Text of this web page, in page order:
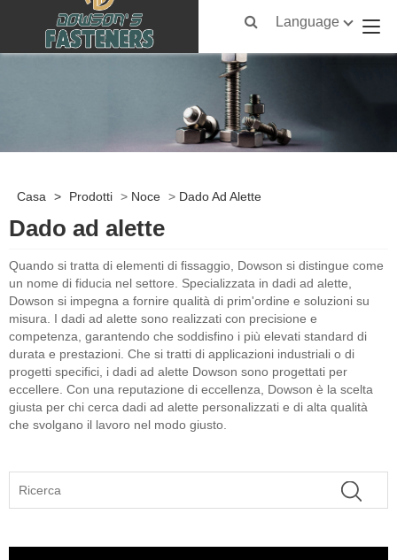
Language
Casa > Prodotti > Noce > Dado Ad Alette
Dado ad alette
Quando si tratta di elementi di fissaggio, Dowson si distingue come
un nome di fiducia nel settore. Specializzata in dadi ad alette,
Dowson si impegna a fornire qualità di prim'ordine e soluzioni su
misura. I dadi ad alette sono realizzati con precisione e
competenza, garantendo che soddisfino i più elevati standard di
durata e prestazioni. Che si tratti di applicazioni industriali o di
progetti specifici, i dadi ad alette Dowson sono progettati per
eccellere. Con una reputazione di eccellenza, Dowson è la scelta
giusta per chi cerca dadi ad alette personalizzati e di alta qualità
che svolgano il lavoro nel modo giusto.